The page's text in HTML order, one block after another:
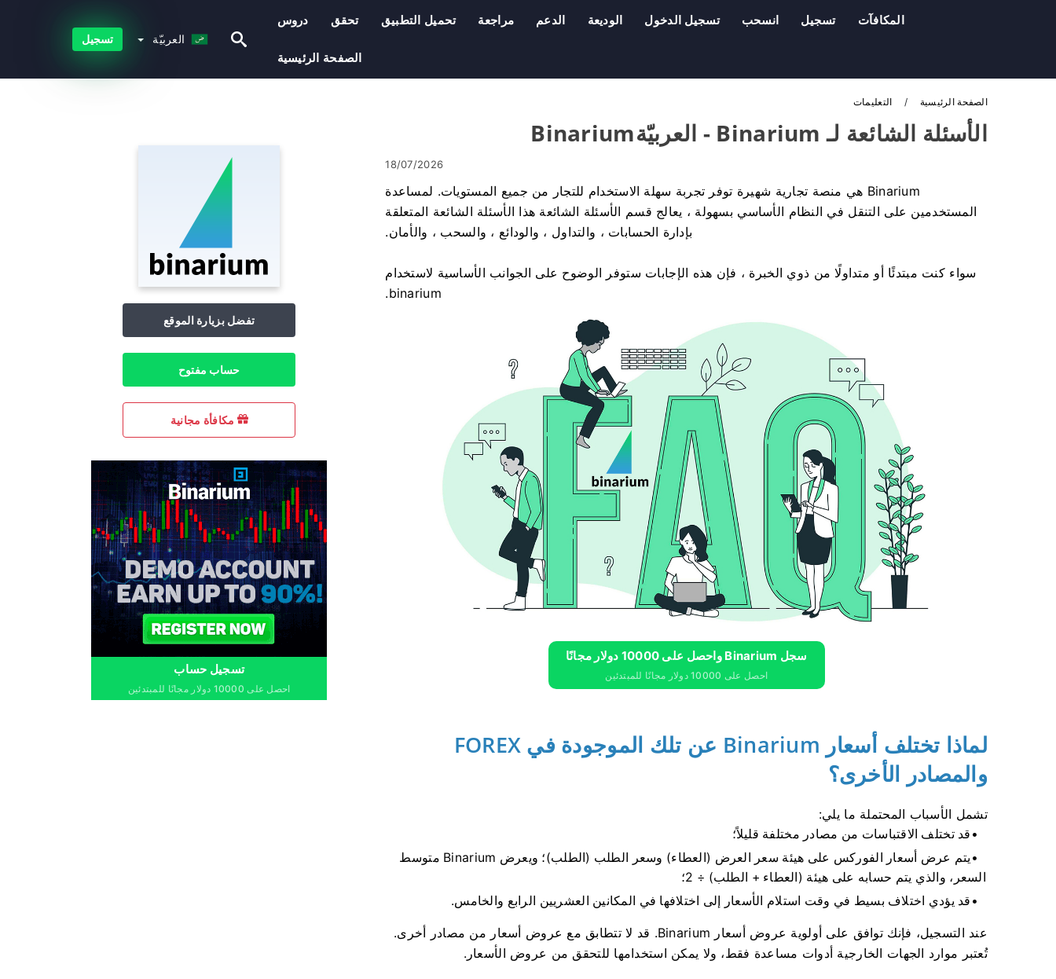
دروس تحقق تحميل التطبيق مراجعة الدعم الوديعة تسجيل الدخول انسحب تسجيل المكافآت
الصفحة الرئيسية
العربيّة تسجيل
الصفحة الرئيسية التعليمات
الأسئلة الشائعة لـ Binarium - العربيّةBinarium
18/07/2026
Binarium هي منصة تجارية شهيرة توفر تجربة سهلة الاستخدام للتجار من جميع المستويات. لمساعدة
المستخدمين على التنقل في النظام الأساسي بسهولة ، يعالج قسم الأسئلة الشائعة هذا الأسئلة الشائعة المتعلقة
بإدارة الحسابات ، والتداول ، والودائع ، والسحب ، والأمان.
سواء كنت مبتدئًا أو متداولًا من ذوي الخبرة ، فإن هذه الإجابات ستوفر الوضوح على الجوانب الأساسية لاستخدام
binarium.
سجل Binarium واحصل على 10000 دولار مجانًا
احصل على 10000 دولار مجانًا للمبتدئين
لماذا تختلف أسعار Binarium عن تلك الموجودة في FOREX
والمصادر الأخرى؟
تشمل الأسباب المحتملة ما يلي:
قد تختلف الاقتباسات من مصادر مختلفة قليلاً؛
يتم عرض أسعار الفوركس على هيئة سعر العرض (العطاء) وسعر الطلب (الطلب)؛ ويعرض Binarium متوسط ​​
السعر، والذي يتم حسابه على هيئة (العطاء + الطلب) ÷ 2؛
قد يؤدي اختلاف بسيط في وقت استلام الأسعار إلى اختلافها في المكانين العشريين الرابع والخامس.
عند التسجيل، فإنك توافق على أولوية عروض أسعار Binarium. قد لا تتطابق مع عروض أسعار من مصادر أخرى.
تُعتبر موارد الجهات الخارجية أدوات مساعدة فقط، ولا يمكن استخدامها للتحقق من عروض الأسعار.
تفضل بزيارة الموقع
حساب مفتوح
مكافأة مجانية
تسجيل حساب
احصل على 10000 دولار مجانًا للمبتدئين